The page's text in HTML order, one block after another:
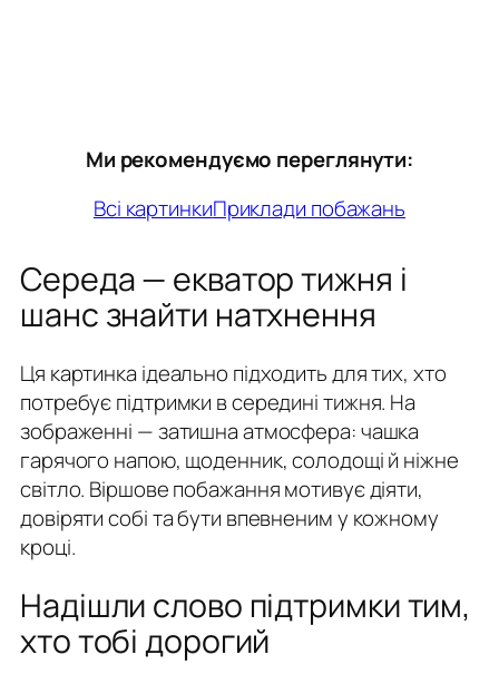
Ми рекомендуємо переглянути:
Всі картинкиПриклади побажань
Середа — екватор тижня і
шанс знайти натхнення
Ця картинка ідеально підходить для тих, хто
потребує підтримки в середині тижня. На
зображенні — затишна атмосфера: чашка
гарячого напою, щоденник, солодощі й ніжне
світло. Віршове побажання мотивує діяти,
довіряти собі та бути впевненим у кожному
кроці.
Надішли слово підтримки тим,
хто тобі дорогий